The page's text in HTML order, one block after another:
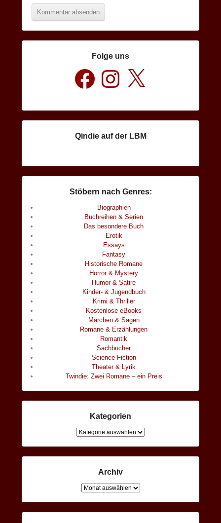
Folge uns
Facebook Instagram
Qindie auf der LBM
Stöbern nach Genres:
Biographien
Buchreihen & Serien
Das besondere Buch
Erotik
Essays
Fantasy
Historische Romane
Horror & Mystery
Humor & Satire
Kinder- & Jugendbuch
Krimi & Thriller
Kostenlose eBooks
Märchen & Sagen
Romane & Erzählungen
Romantik
Sachbücher
Science-Fiction
Theater & Lyrik
Twindie: Zwei Romane – ein Preis
Kategorien
Kategorien
Archiv
Archiv